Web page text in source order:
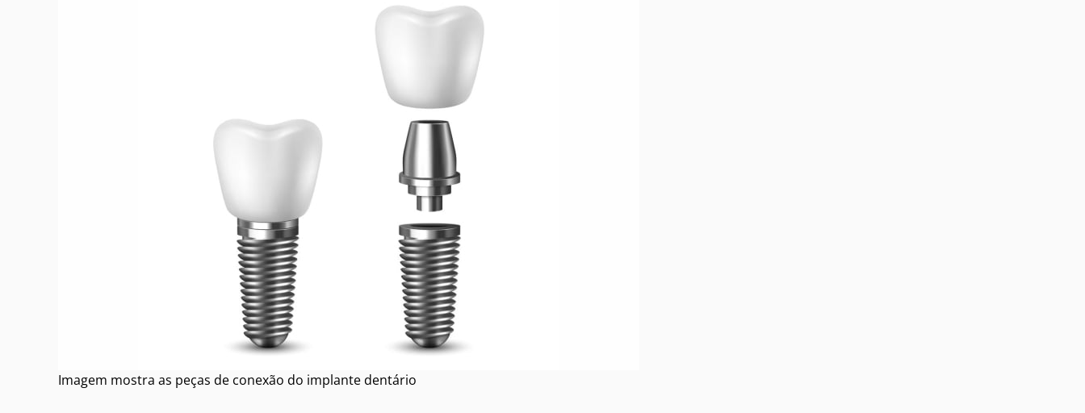
Imagem mostra as peças de conexão do implante dentário